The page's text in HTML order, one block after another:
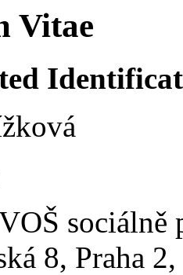
Vitae
sociálně
8, Praha